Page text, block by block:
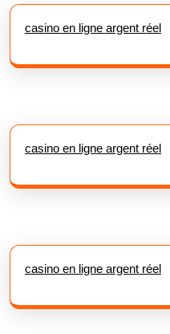
casino en ligne argent réel
casino en ligne argent réel
casino en ligne argent réel